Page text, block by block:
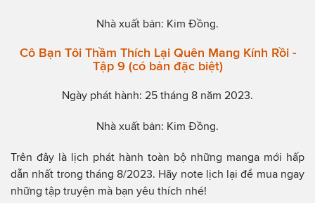
Nhà xuất bản: Kim Đồng.
Cô Bạn Tôi Thầm Thích Lại Quên Mang Kính Rồi -
Tập 9 (có bản đặc biệt)
Ngày phát hành: 25 tháng 8 năm 2023.
Nhà xuất bản: Kim Đồng.
Trên đây là lịch phát hành toàn bộ những manga mới hấp
dẫn nhất trong tháng 8/2023. Hãy note lịch lại để mua ngay
những tập truyện mà bạn yêu thích nhé!